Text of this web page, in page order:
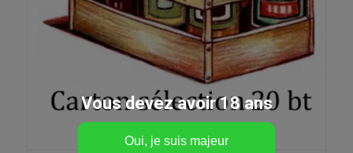
Vous devez avoir 18 ans